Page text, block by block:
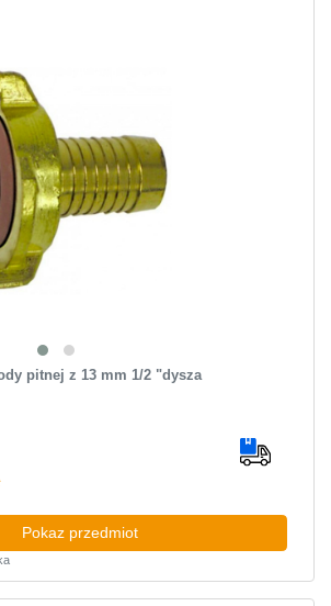
pitnej z 13 mm 1/2 "dysza
Pokaz przedmiot